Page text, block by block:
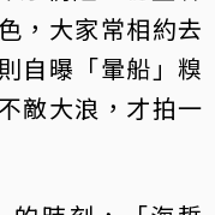
，大家常相約去
自曝「暈船」糗
敵大浪，才拍一